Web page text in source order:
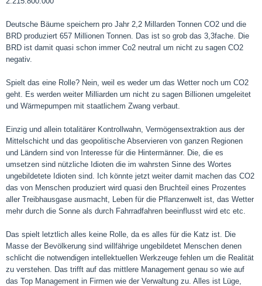
Deutsche Bäume speichern pro Jahr 2,2 Millarden Tonnen CO2 und die
BRD produziert 657 Millionen Tonnen. Das ist so grob das 3,3fache. Die
BRD ist damit quasi schon immer Co2 neutral um nicht zu sagen CO2
negativ.
Spielt das eine Rolle? Nein, weil es weder um das Wetter noch um CO2
geht. Es werden weiter Milliarden um nicht zu sagen Billionen umgeleitet
und Wärmepumpen mit staatlichem Zwang verbaut.
Einzig und allein totalitärer Kontrollwahn, Vermögensextraktion aus der
Mittelschicht und das geopolitische Abservieren von ganzen Regionen
und Ländern sind von Interesse für die Hintermänner. Die, die es
umsetzen sind nützliche Idioten die im wahrsten Sinne des Wortes
ungebildetete Idioten sind. Ich könnte jetzt weiter damit machen das CO2
das von Menschen produziert wird quasi den Bruchteil eines Prozentes
aller Treibhausgase ausmacht, Leben für die Pflanzenwelt ist, das Wetter
mehr durch die Sonne als durch Fahrradfahren beeinflusst wird etc etc.
Das spielt letztlich alles keine Rolle, da es alles für die Katz ist. Die
Masse der Bevölkerung sind willfährige ungebildetet Menschen denen
schlicht die notwendigen intellektuellen Werkzeuge fehlen um die Realität
zu verstehen. Das trifft auf das mittlere Management genau so wie auf
das Top Management in Firmen wie der Verwaltung zu. Alles ist Lüge,